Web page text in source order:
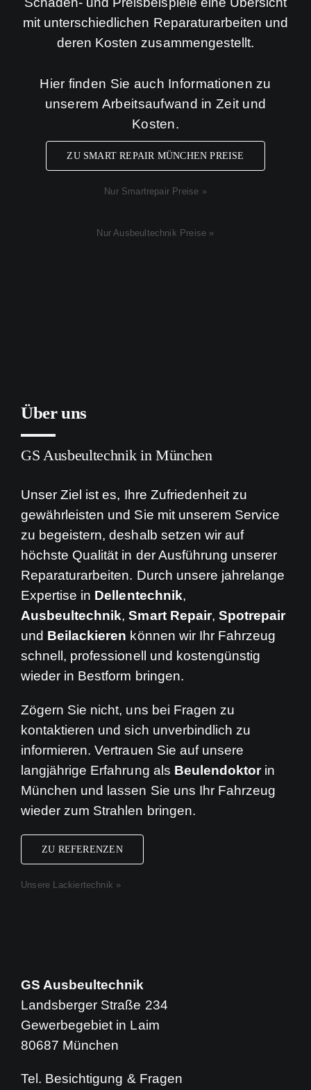
mit unterschiedlichen Reparaturarbeiten und
deren Kosten zusammengestellt.
Hier finden Sie auch Informationen zu
unserem Arbeitsaufwand in Zeit und
Kosten.
ZU SMART REPAIR MÜNCHEN PREISE
Nur Smartrepair Preise »
Nur Ausbeultechnik Preise »
Über uns
GS Ausbeultechnik in München
Unser Ziel ist es, Ihre Zufriedenheit zu
gewährleisten und Sie mit unserem Service
zu begeistern, deshalb setzen wir auf
höchste Qualität in der Ausführung unserer
Reparaturarbeiten. Durch unsere jahrelange
Expertise in Dellentechnik,
Ausbeultechnik,Smart Repair, Spotrepair
und Beilackieren können wir Ihr Fahrzeug
schnell, professionell und kostengünstig
wieder in Bestform bringen.
Zögern Sie nicht, uns bei Fragen zu
kontaktieren und sich unverbindlich zu
informieren. Vertrauen Sie auf unsere
langjährige Erfahrung als Beulendoktorin
München und lassen Sie uns Ihr Fahrzeug
wieder zum Strahlen bringen.
ZU REFERENZEN
Unsere Lackiertechnik »
GS Ausbeultechnik
Landsberger Straße 234
Gewerbegebiet in Laim
80687 München
Tel. Besichtigung & Fragen